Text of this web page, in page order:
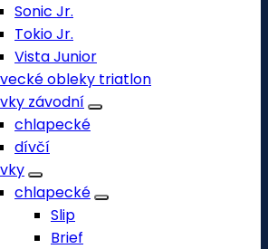
Sonic Jr.
Tokio Jr.
Vista Junior
obleky triatlon
závodní
chlapecké
dívčí
chlapecké
Slip
Brief